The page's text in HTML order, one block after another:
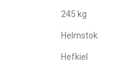
245 kg
Helmstok
Hefkiel